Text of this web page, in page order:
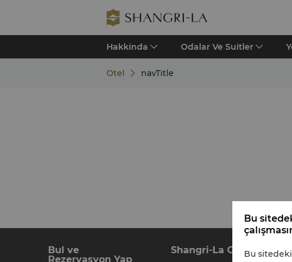
Hakkinda Odalar Ve Suitler
Otel navTitle
Bul ve
Rezervasyon Yap
Shangri-La Circle
Bu
Bu